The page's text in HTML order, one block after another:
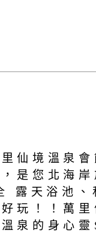
仙境溫泉
是您北海
露天浴池
玩！！萬
泉的身心